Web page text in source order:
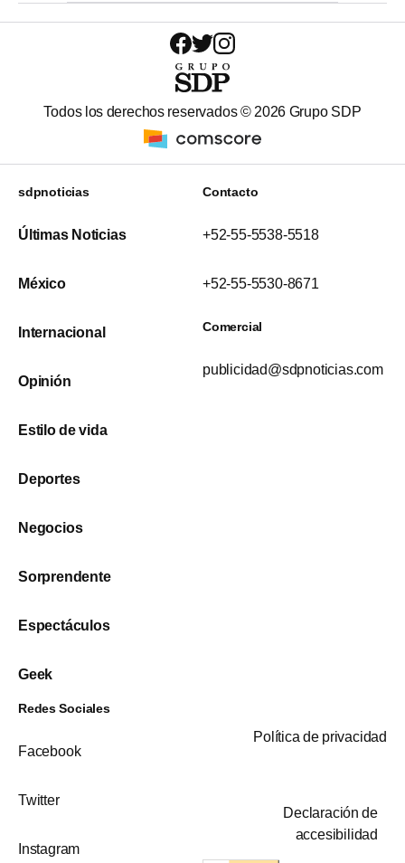
Todos los derechos reservados © 2026 Grupo SDP
sdpnoticias
Últimas Noticias
México
Internacional
Opinión
Estilo de vida
Deportes
Negocios
Sorprendente
Espectáculos
Geek
Contacto
+52-55-5538-5518
+52-55-5530-8671
Comercial
publicidad@sdpnoticias.com
Redes Sociales
Facebook
Twitter
Instagram
Política de privacidad
Declaración de
accesibilidad